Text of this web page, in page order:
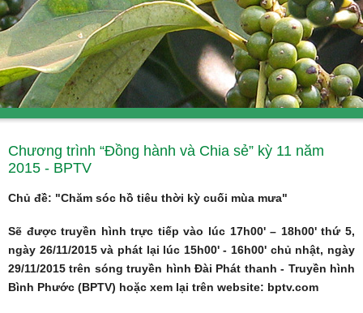
Chương trình “Đồng hành và Chia sẻ” kỳ 11 năm
2015 - BPTV
Chủ đề: "Chăm sóc hồ tiêu thời kỳ cuối mùa mưa"
Sẽ được truyền hình trực tiếp vào lúc 17h00' – 18h00' thứ 5,
ngày 26/11/2015 và phát lại lúc 15h00' - 16h00' chủ nhật, ngày
29/11/2015 trên sóng truyền hình Đài Phát thanh - Truyền hình
Bình Phước (BPTV) hoặc xem lại trên website: bptv.com